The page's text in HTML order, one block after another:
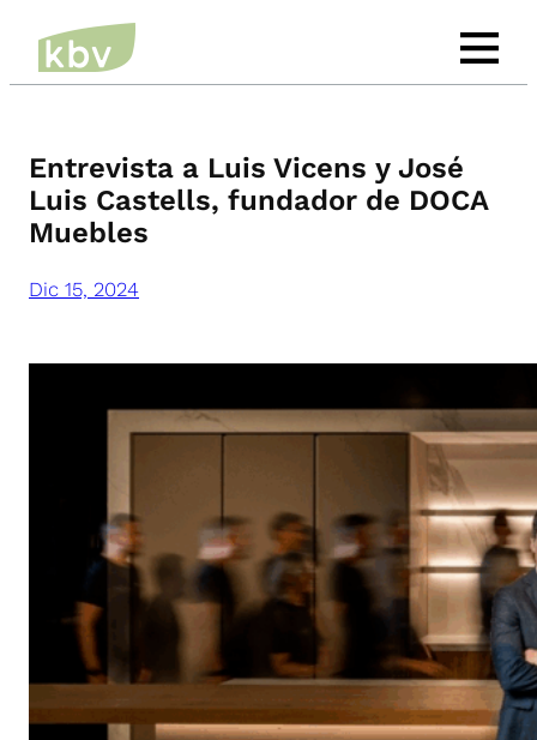
Entrevista a Luis Vicens y José
Luis Castells, fundador de DOCA
Muebles
Dic 15, 2024